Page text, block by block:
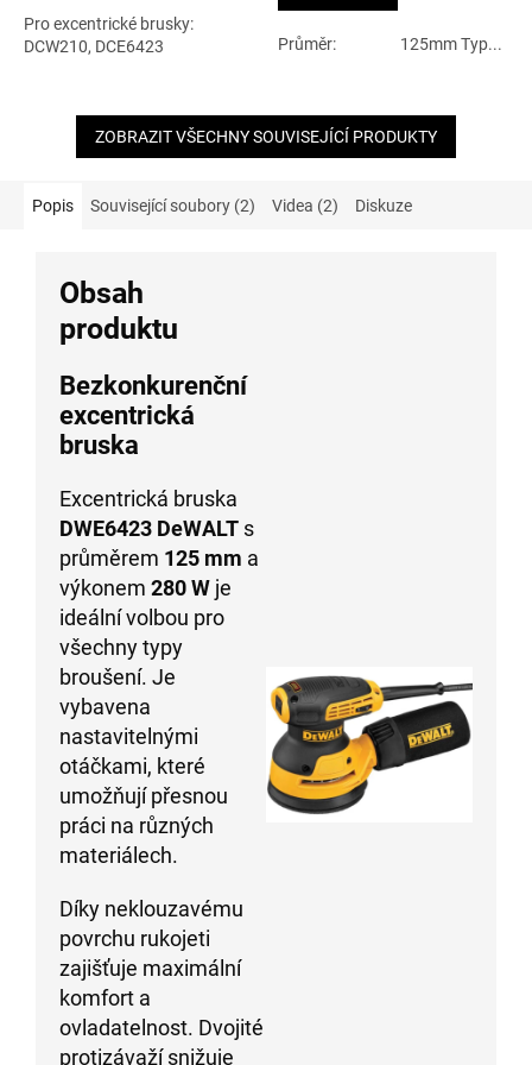
hvězdiček.
Pro excentrické brusky:
DCW210, DCE6423
Průměr: 125mm Typ...
ZOBRAZIT VŠECHNY SOUVISEJÍCÍ PRODUKTY
Popis Související soubory (2) Videa (2) Diskuze
Obsah
produktu
Bezkonkurenční
excentrická
bruska
Excentrická bruska
DWE6423 DeWALT s
průměrem 125 mm a
výkonem 280 W je
ideální volbou pro
všechny typy
broušení. Je
vybavena
nastavitelnými
otáčkami, které
umožňují přesnou
práci na různých
materiálech.
Díky neklouzavému
povrchu rukojeti
zajišťuje maximální
komfort a
ovladatelnost. Dvojité
protizávaží snižuje